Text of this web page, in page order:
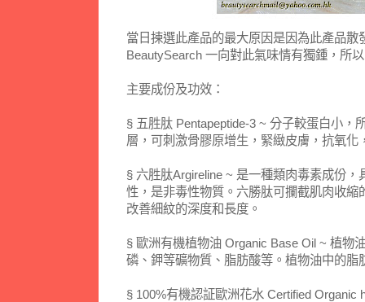
當日揀選此產品的最大原因是因為此產品散
BeautySearch 一向對此氣味情有獨鍾，所
主要成份及功效：
§ 五胜肽 Pentapeptide-3 ~ 分子較蛋白小，
層，可刺激骨膠原增生，緊緻皮膚，抗氧化
§ 六胜肽Argireline ~ 是一種類肉毒素成份
性，是非毒性物質。六勝肽可攔截肌肉收
改善細紋的深度和長度。
§ 歐洲有機植物油 Organic Base Oil ~ 植物
磷、鉀等礦物質、脂肪酸等。植物油中的脂
§ 100%有機認証歐洲花水 Certified